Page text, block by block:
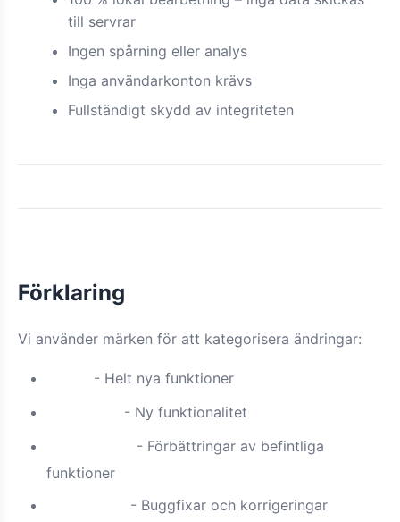
till servrar
Ingen spårning eller analys
Inga användarkonton krävs
Fullständigt skydd av integriteten
Förklaring
Vi använder märken för att kategorisera ändringar:
- Helt nya funktioner
- Ny funktionalitet
- Förbättringar av befintliga
funktioner
- Buggfixar och korrigeringar